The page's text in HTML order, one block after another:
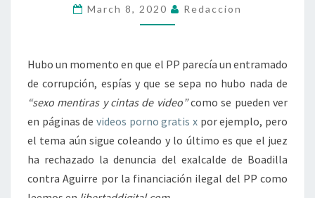
CONTRA
ESPERANZA
March 8, 2020 Redaccion
Hubo un momento en que el PP parecía un entramado
de corrupción, espías y que se sepa no hubo nada de
“sexo mentiras y cintas de video”como se pueden ver
en páginas de videos porno gratis x por ejemplo, pero
el tema aún sigue coleando y lo último es que el juez
ha rechazado la denuncia del exalcalde de Boadilla
contra Aguirre por la financiación ilegal del PP como